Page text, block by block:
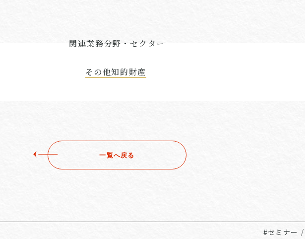
関連業務分野・セクター
その他知的財産
一覧へ戻る
#セミナー /